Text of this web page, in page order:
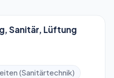
Sanitär, Lüftung
(Sanitärtechnik)